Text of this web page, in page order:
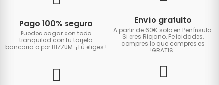
Pago 100% seguro
Puedes pagar con toda
tranquilad con tu tarjeta
bancaria o por BIZZUM. ¡Tú eliges !
Envío gratuito
A partir de 60€ solo en Península.
Si eres Riojano, Felicidades,
compres lo que compres es
!GRATIS !